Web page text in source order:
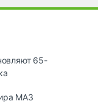
65-
МАЗ